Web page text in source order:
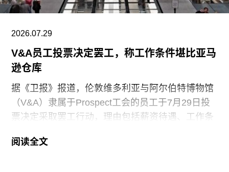
2026.07.29
V&A员工投票决定罢工，称工作条件堪比亚马
逊仓库
据《卫报》报道，伦敦维多利亚与阿尔伯特博物馆
（V&A）隶属于Prospect工会的员工于7月29日投
票决定采取罢工行动，理由包括薪资待遇、工作条
地区共运营四家博物馆，包括南肯辛顿的V&A博物
阅读全文